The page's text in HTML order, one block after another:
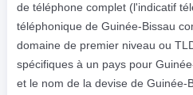
de téléphone complet (l'indicatif
téléphonique de Guinée-Bissau
domaine de premier niveau ou
spécifiques à un pays pour
et le nom de la devise de Guinée-